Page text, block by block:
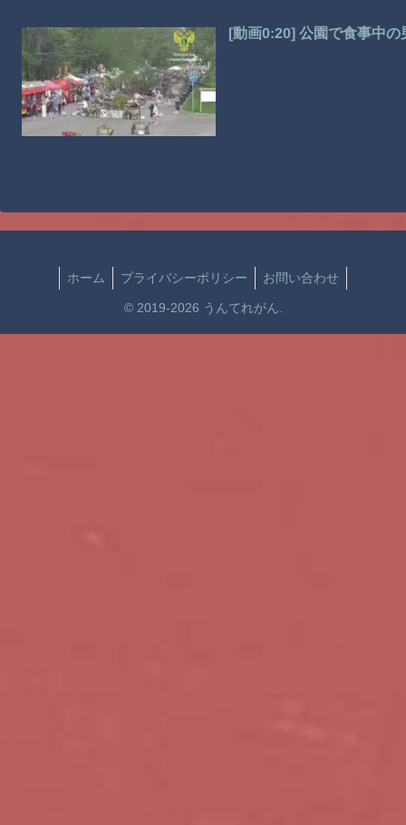
[動画0:20] 公園で食事中
ホーム プライバシーポリシー お問い合わせ
© 2019-2026 うんてれがん.